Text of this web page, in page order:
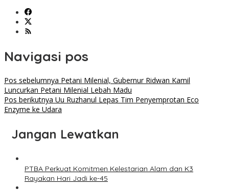
Navigasi pos
Pos sebelumnya Petani Milenial, Gubernur Ridwan Kamil
Luncurkan Petani Milenial Lebah Madu
Pos berikutnya Uu Ruzhanul Lepas Tim Penyemprotan Eco
Enzyme ke Udara
Jangan Lewatkan
PTBA Perkuat Komitmen Kelestarian Alam dan K3
Rayakan Hari Jadi ke-45